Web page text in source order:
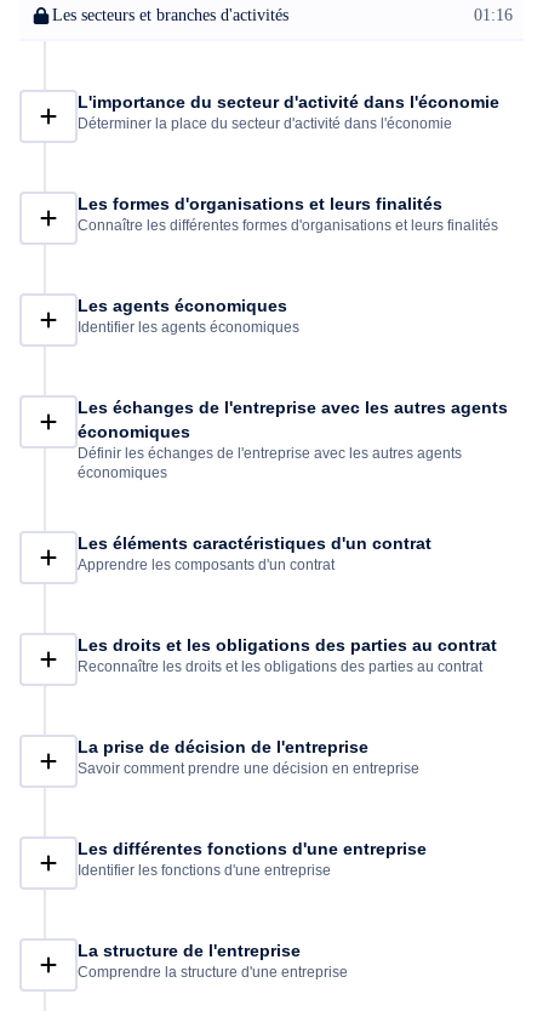
Les secteurs et branches d'activités 01:16
L'importance du secteur d'activité dans l'économie
Déterminer la place du secteur d'activité dans l'économie
Les formes d'organisations et leurs finalités
Connaître les différentes formes d'organisations et leurs finalités
Les agents économiques
Identifier les agents économiques
Les échanges de l'entreprise avec les autres agents
économiques
Définir les échanges de l'entreprise avec les autres agents
économiques
Les éléments caractéristiques d'un contrat
Apprendre les composants d'un contrat
Les droits et les obligations des parties au contrat
Reconnaître les droits et les obligations des parties au contrat
La prise de décision de l'entreprise
Savoir comment prendre une décision en entreprise
Les différentes fonctions d'une entreprise
Identifier les fonctions d'une entreprise
La structure de l'entreprise
Comprendre la structure d'une entreprise